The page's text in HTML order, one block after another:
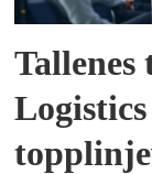
Tallenes